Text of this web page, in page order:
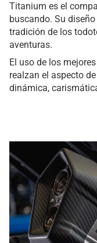
Titanium es el
buscando. Su
tradición de los
aventuras.
El uso de los
realzan el aspecto
dinámica,